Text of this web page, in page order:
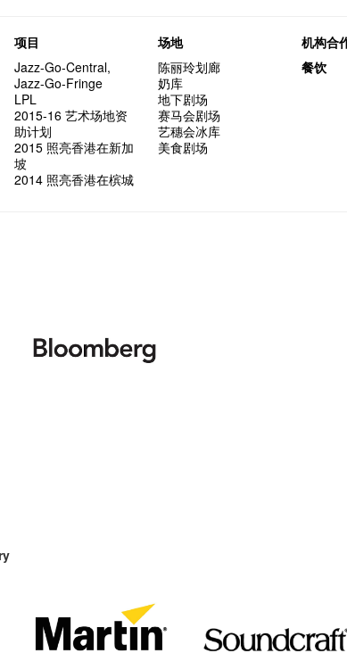
「照亮
UP有
The
项目
Jazz-Go-Central,
Jazz-Go-Fringe
LPL
2015-16 艺术场地资
助计划
2015 照亮香港在新加
坡
2014 照亮香港在槟城
场地
陈丽玲划廊
奶库
地下剧场
赛马会剧场
艺穗会冰库
美食剧场
机构合
餐饮